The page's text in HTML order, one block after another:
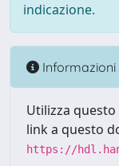
indicazione.
Informazioni
Utilizza
link a questo
https://